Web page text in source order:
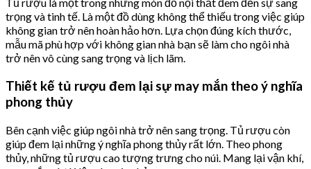
trọng và tinh tế. Là một đồ dùng không thể thiếu trong việc giúp
không gian trở nên hoàn hảo hơn. Lựa chọn đúng kích thước,
mẫu mã phù hợp với không gian nhà bạn sẽ làm cho ngôi nhà
trở nên vô cùng sang trọng và lịch lãm.
Thiết kế tủ rượu đem lại sự may mắn theo ý nghĩa
phong thủy
Bên cạnh việc giúp ngôi nhà trở nên sang trọng. Tủ rượu còn
giúp đem lại những ý nghĩa phong thủy rất lớn. Theo phong
thủy, những tủ rượu cao tượng trưng cho núi. Mang lại vận khí,